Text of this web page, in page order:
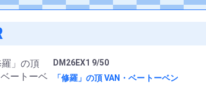
DM26EX1 9/50
「修羅」の頂 VAN・ベートーベン